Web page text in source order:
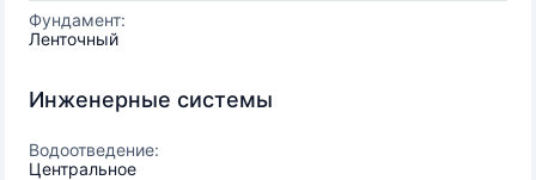
Фундамент:
Ленточный
Инженерные системы
Водоотведение:
Центральное